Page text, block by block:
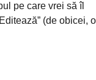
pe care vrei să îl
(de obicei, o